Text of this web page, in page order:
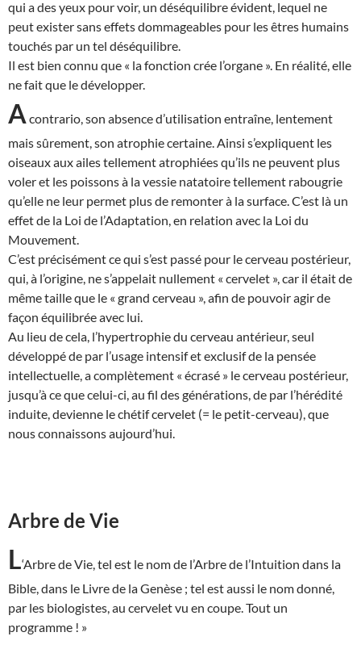
qui a des yeux pour voir, un déséquilibre évident, lequel ne
peut exister sans effets dommageables pour les êtres humains
touchés par un tel déséquilibre.
Il est bien connu que « la fonction crée l’organe ». En réalité, elle
ne fait que le développer.
A contrario, son absence d’utilisation entraîne, lentement
mais sûrement, son atrophie certaine. Ainsi s’expliquent les
oiseaux aux ailes tellement atrophiées qu’ils ne peuvent plus
voler et les poissons à la vessie natatoire tellement rabougrie
qu’elle ne leur permet plus de remonter à la surface. C’est là un
effet de la Loi de l’Adaptation, en relation avec la Loi du
Mouvement.
C’est précisément ce qui s’est passé pour le cerveau postérieur,
qui, à l’origine, ne s’appelait nullement « cervelet », car il était de
même taille que le « grand cerveau », afin de pouvoir agir de
façon équilibrée avec lui.
Au lieu de cela, l’hypertrophie du cerveau antérieur, seul
développé de par l’usage intensif et exclusif de la pensée
intellectuelle, a complètement « écrasé » le cerveau postérieur,
jusqu’à ce que celui-ci, au fil des générations, de par l’hérédité
induite, devienne le chétif cervelet (= le petit-cerveau), que
nous connaissons aujourd’hui.
Arbre de Vie
L‘Arbre de Vie, tel est le nom de l’Arbre de l’Intuition dans la
Bible, dans le Livre de la Genèse ; tel est aussi le nom donné,
par les biologistes, au cervelet vu en coupe. Tout un
programme ! »